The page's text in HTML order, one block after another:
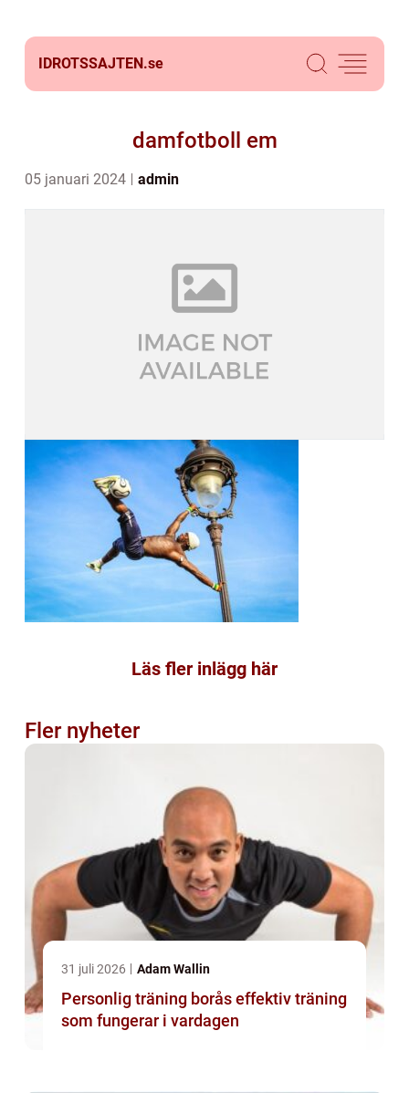
IDROTSSAJTEN.se
damfotboll em
05 januari 2024 admin
Läs fler inlägg här
Fler nyheter
31 juli 2026 Adam Wallin
Personlig träning borås effektiv träning
som fungerar i vardagen